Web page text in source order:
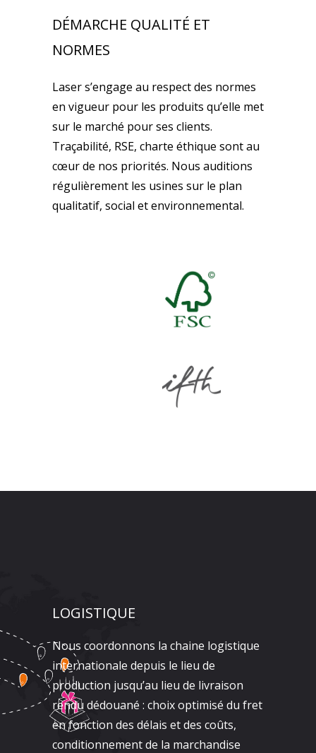
DÉMARCHE QUALITÉ ET
NORMES
Laser s’engage au respect des normes
en vigueur pour les produits qu’elle met
sur le marché pour ses clients.
Traçabilité, RSE, charte éthique sont au
cœur de nos priorités. Nous auditions
régulièrement les usines sur le plan
qualitatif, social et environnemental.
LOGISTIQUE
Nous coordonnons la chaine logistique
internationale depuis le lieu de
production jusqu’au lieu de livraison
rendu dédouané : choix optimisé du fret
en fonction des délais et des coûts,
conditionnement de la marchandise